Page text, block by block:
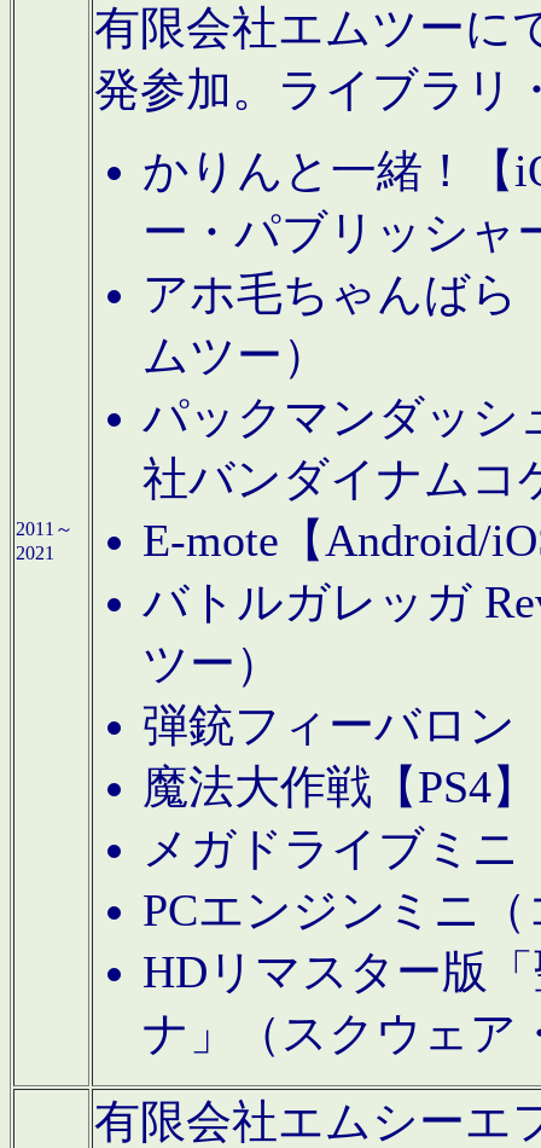
2011～
2021
有限会社エムツーに
発参加。ライブラリ
かりんと一緒！【
ー・パブリッシャ
アホ毛ちゃんばら
ムツー）
パックマンダッシ
社バンダイナムコ
E-mote【Android/
バトルガレッガ
ツー）
弾銃フィーバロン
魔法大作戦【PS4
メガドライブミニ
PCエンジンミニ
HDリマスター版
ナ」（スクウェア
有限会社エムシーエ